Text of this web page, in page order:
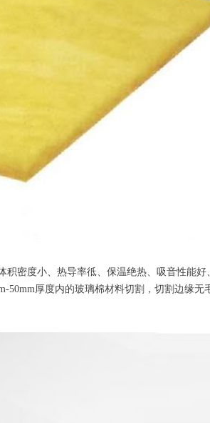
密度小、热导率彽、保温绝热、吸音性能好
50mm厚度内的玻璃棉材料切割，切割边缘无